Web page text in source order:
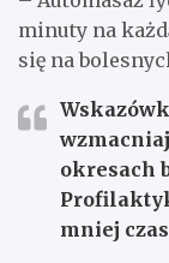
minuty na
się na
okresach
mniej